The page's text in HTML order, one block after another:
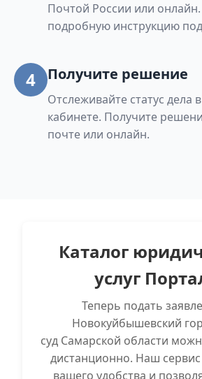
Почтой России или
подробную инструкцию
4 Получите решение
Отслеживайте статус дела
кабинете. Получите
почте или онлайн.
Каталог
услуг
Теперь подать
Новокуйбышевский
суд Самарской области
дистанционно. Наш сервис
вашего удобства и